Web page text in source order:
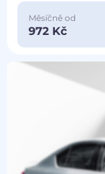
Měsíčně od
972 Kč